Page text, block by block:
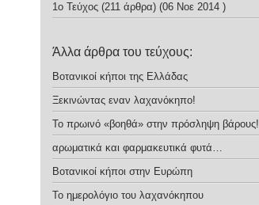
1ο Τεύχος (211 άρθρα) (06 Νοε 2014 )
Άλλα άρθρα του τεύχους:
Βοτανικοί κήποι της Ελλάδας
Ξεκινώντας εναν λαχανόκηπο!
Το πρωινό «βοηθά» στην πρόσληψη βάρους!
αρωματικά και φαρμακευτικά φυτά…
Βοτανικοί κήποι στην Ευρώπη
Το ημερολόγιο του λαχανόκηπου